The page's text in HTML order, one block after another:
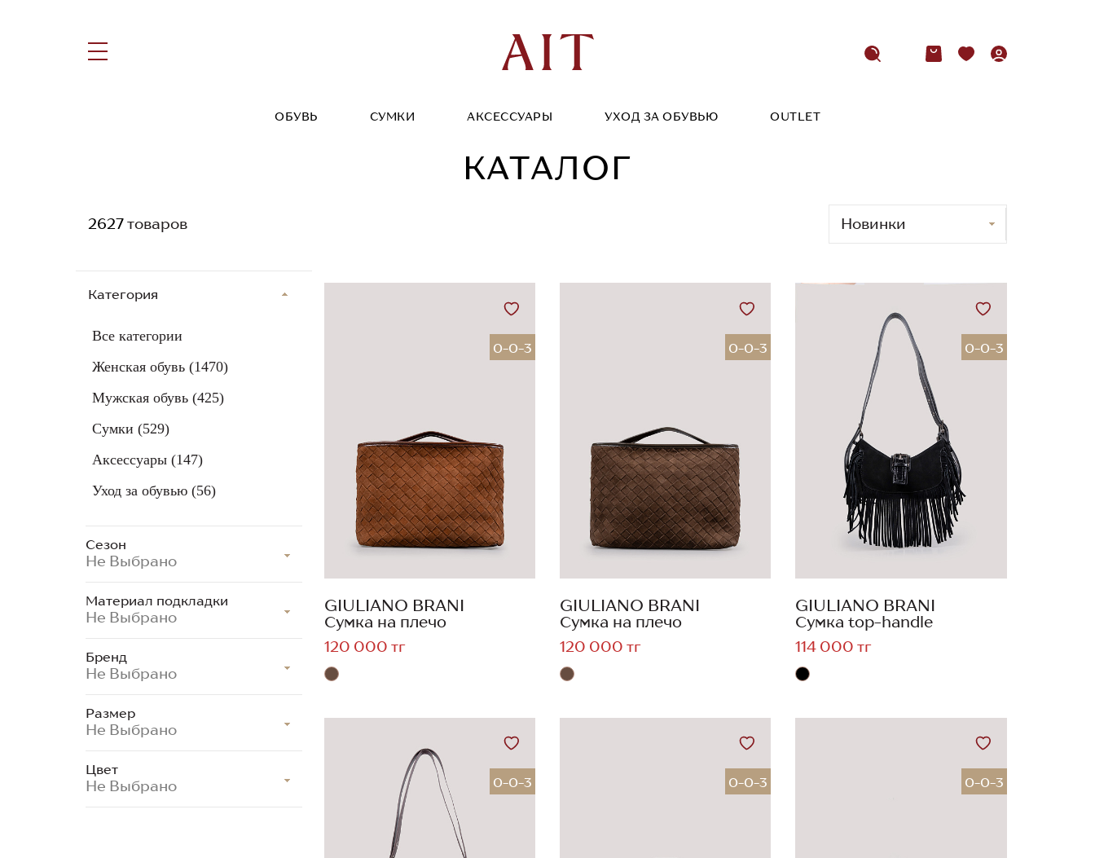
ОБУВЬ СУМКИ АКСЕССУАРЫ УХОД ЗА ОБУВЬЮ OUTLET
КАТАЛОГ
Категория
Все категории
Женская обувь (1470)
Мужская обувь (425)
Сумки (529)
Аксессуары (147)
Уход за обувью (56)
Сезон
Не Выбрано
Материал подкладки
Не Выбрано
Бренд
Не Выбрано
Размер
Не Выбрано
Цвет
Не Выбрано
0-0-3
GIULIANO BRANI
Сумка на плечо
120 000 тг
0-0-3
GIULIANO BRANI
Сумка на плечо
120 000 тг
0-0-3
GIULIANO BRANI
Сумка top-handle
114 000 тг
0-0-3 0-0-3 0-0-3
2627товаров